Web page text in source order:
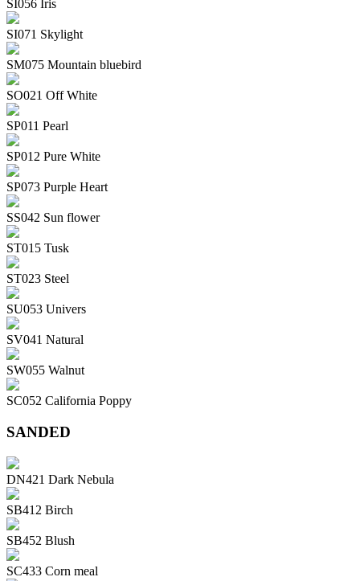
SI056 Iris
SI071 Skylight
SM075 Mountain bluebird
SO021 Off White
SP011 Pearl
SP012 Pure White
SP073 Purple Heart
SS042 Sun flower
ST015 Tusk
ST023 Steel
SU053 Univers
SV041 Natural
SW055 Walnut
SC052 California Poppy
SANDED
DN421 Dark Nebula
SB412 Birch
SB452 Blush
SC433 Corn meal